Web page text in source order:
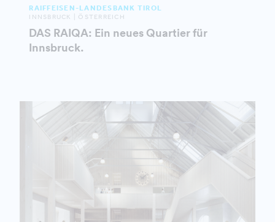
RAIFFEISEN-LANDESBANK TIROL
INNSBRUCK | ÖSTERREICH
DAS RAIQA: Ein neues Quartier für
Innsbruck.